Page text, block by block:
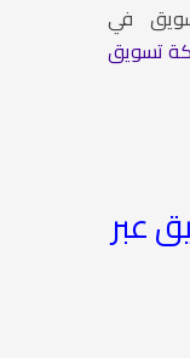
في
تسويق
عبر